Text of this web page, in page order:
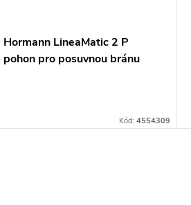
Hormann LineaMatic 2 P
pohon pro posuvnou bránu
Kód: 4554309